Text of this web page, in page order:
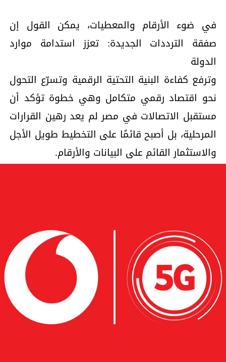
في ضوء الأرقام والمعطيات، يمكن القول إن
صفقة الترددات الجديدة: تعزز استدامة موارد
الدولة
وترفع كفاءة البنية التحتية الرقمية وتسرّع التحول
نحو اقتصاد رقمي متكامل وهي خطوة تؤكد أن
مستقبل الاتصالات في مصر لم يعد رهين القرارات
المرحلية، بل أصبح قائمًا على التخطيط طويل الأجل
والاستثمار القائم على البيانات والأرقام.